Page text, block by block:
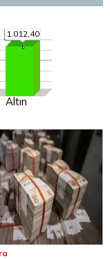
1.012,40
Altın